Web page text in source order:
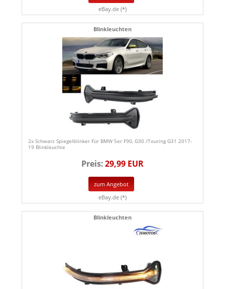
eBay.de (*)
Blinkleuchten
2x Schwarz Spiegelblinker Für BMW 5er F90, G30 /Touring G31 2017-
19 Blinkleuchte
Preis:29,99 EUR
zum Angebot
eBay.de (*)
Blinkleuchten